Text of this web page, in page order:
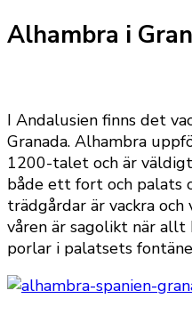
Alhambra i
I Andalusien finns det
Granada. Alhambra
1200-talet och är
både ett fort och palats
trädgårdar är vackra
våren är sagolikt när
porlar i palatsets